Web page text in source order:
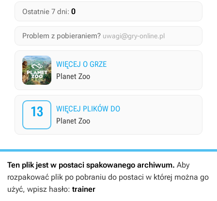
Ostatnie 7 dni: 0
Problem z pobieraniem? uwagi@gry-online.pl
WIĘCEJ O GRZE
Planet Zoo
13
WIĘCEJ PLIKÓW DO
Planet Zoo
Ten plik jest w postaci spakowanego archiwum. Aby
rozpakować plik po pobraniu do postaci w której można go
użyć, wpisz hasło: trainer